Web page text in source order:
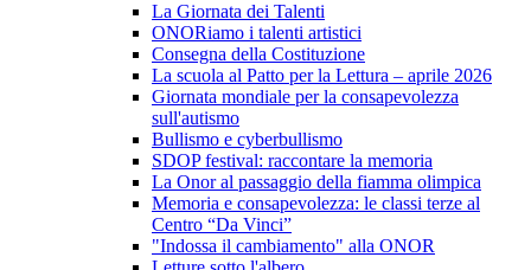
La Giornata dei Talenti
ONORiamo i talenti artistici
Consegna della Costituzione
La scuola al Patto per la Lettura – aprile 2026
Giornata mondiale per la consapevolezza
sull'autismo
Bullismo e cyberbullismo
SDOP festival: raccontare la memoria
La Onor al passaggio della fiamma olimpica
Memoria e consapevolezza: le classi terze al
Centro “Da Vinci”
"Indossa il cambiamento" alla ONOR